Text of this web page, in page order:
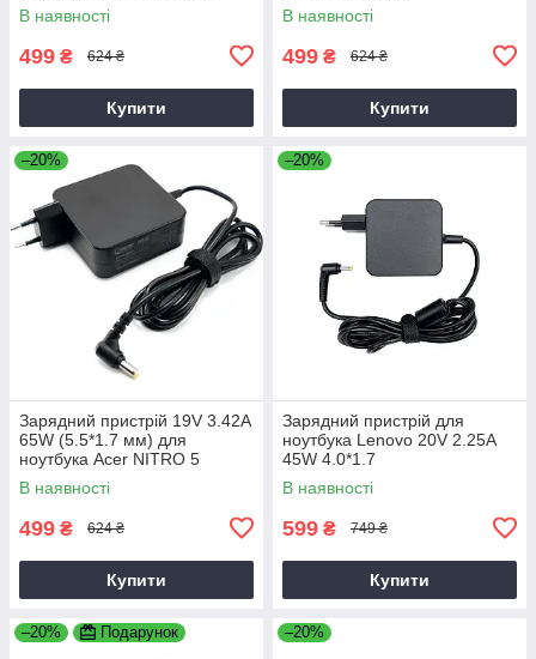
P2510-G2-M
В наявності
499 ₴ 624 ₴
Купити
В наявності
499 ₴ 624 ₴
Купити
–20%
Зарядний пристрій 19V 3.42A
65W (5.5*1.7 мм) для
ноутбука Acer NITRO 5
AN515-31 65
В наявності
499 ₴ 624 ₴
Купити
–20%
Зарядний пристрій для
ноутбука Lenovo 20V 2.25A
45W 4.0*1.7
В наявності
599 ₴ 749 ₴
Купити
–20% Подарунок –20%